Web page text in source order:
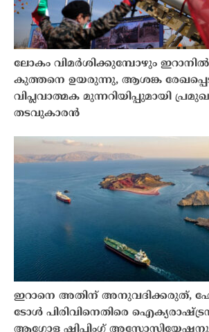
ലോകം വിമർശിക്കുമ്പോഴും
കുത്തനെ ഉയരുന്നു, ആശങ്ക
വിപ്ലവാത്മക മുന്നറിയിപ്പുമായി
തടവുകാരൻ
ഇറാനെ അതിന് അനുവദിക്കരുത്,
ടോൾ പിരിവിനെതിരെ
ആഗോള ഷിപ്പിംഗ്